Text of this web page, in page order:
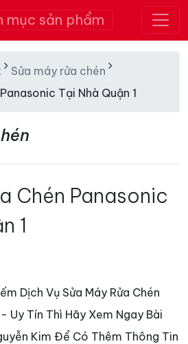
mục sản phẩm
Sửa máy rửa chén
Tại Nhà Quận 1
Chén Panasonic
1
Dịch Vụ Sửa Máy Rửa Chén
Uy Tín Thì Hãy Xem Ngay Bài
Kim Để Có Thêm Thông Tin